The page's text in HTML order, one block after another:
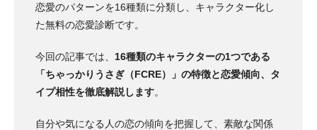
恋愛のパターンを16種類に分類し、キャラクター化し
た無料の恋愛診断です。
今回の記事では、 16種類のキャラクターの1つである
「ちゃっかりうさぎ（FCRE）」の特徴と恋愛傾向、タ
イプ相性を徹底解説します。
自分や気になる人の恋の傾向を把握して、素敵な関係